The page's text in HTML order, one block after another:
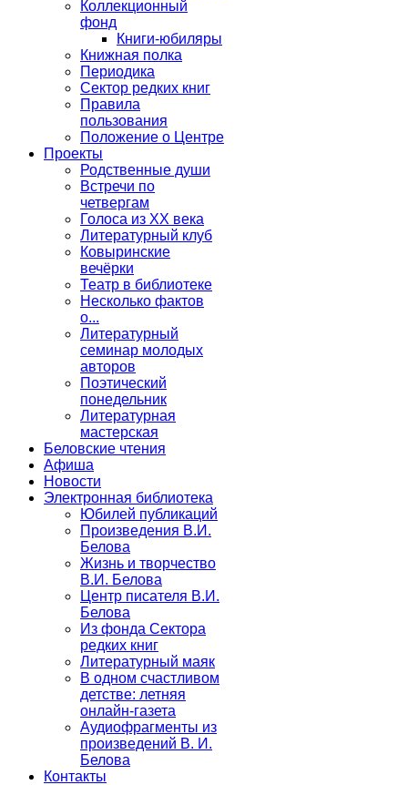
Коллекционный
фонд
Книги-юбиляры
Книжная полка
Периодика
Сектор редких книг
Правила
пользования
Положение о Центре
Проекты
Родственные души
Встречи по
четвергам
Голоса из ХХ века
Литературный клуб
Ковыринские
вечёрки
Театр в библиотеке
Несколько фактов
о...
Литературный
семинар молодых
авторов
Поэтический
понедельник
Литературная
мастерская
Беловские чтения
Афиша
Новости
Электронная библиотека
Юбилей публикаций
Произведения В.И.
Белова
Жизнь и творчество
В.И. Белова
Центр писателя В.И.
Белова
Из фонда Сектора
редких книг
Литературный маяк
В одном счастливом
детстве: летняя
онлайн-газета
Аудиофрагменты из
произведений В. И.
Белова
Контакты